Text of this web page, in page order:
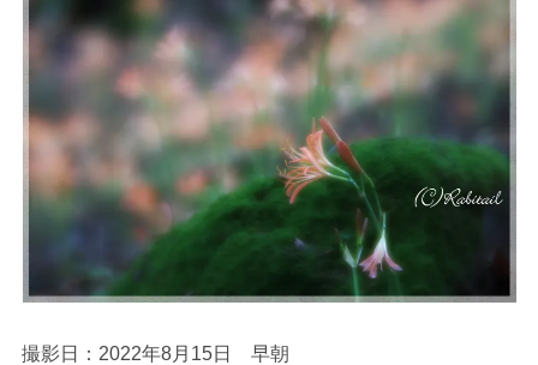
撮影日：2022年8月15日 早朝